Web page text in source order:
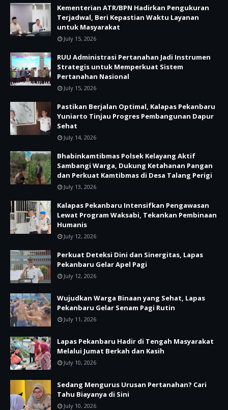
Kementerian ATR/BPN Hadirkan Pengukuran
Terjadwal, Beri Kepastian Waktu Layanan
untuk Masyarakat
July 15, 2026
RUU Administrasi Pertanahan Jadi Instrumen
Strategis untuk Memperkuat Sistem
Pertanahan Nasional
July 15, 2026
Pastikan Berjalan Optimal, Kalapas Pekanbaru
Yuniarto Tinjau Progres Pembangunan Dapur
Sehat
July 14, 2026
Bhabinkamtibmas Polsek Kelayang Aktif
Sambangi Warga, Dukung Ketahanan Pangan
dan Perkuat Kamtibmas di Desa Talang Perigi
July 13, 2026
Kalapas Pekanbaru Intensifkan Pengawasan
Lewat Program Waksabi, Tekankan Pembinaan
Humanis
July 12, 2026
Perkuat Deteksi Dini dan Sinergitas, Lapas
Pekanbaru Gelar Apel Pagi
July 12, 2026
Wujudkan Warga Binaan yang Sehat, Lapas
Pekanbaru Gelar Senam Pagi Rutin
July 11, 2026
Lapas Pekanbaru Hadir di Tengah Masyarakat
Melalui Jumat Berkah dan Kasih
July 10, 2026
Sedang Mengurus Urusan Pertanahan? Cari
Tahu Biayanya di Sini
July 10, 2026